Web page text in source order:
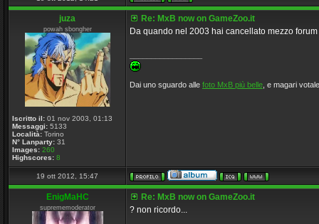
juza
powah sbongher
Iscritto il: 01 nov 2003, 01:13
Messaggi: 5133
Località: Torino
N° Lanparty: 31
Images: 260
Highscores: 8
Re: MxB now on GameZoo.it
Da quando nel 2003 hai cancellato mezzo
Dai uno sguardo alle foto MxB più belle , e magari
19 ott 2012, 15:47
EnigMaHC
suprememoderator
Re: MxB now on GameZoo.it
? non ricordo...